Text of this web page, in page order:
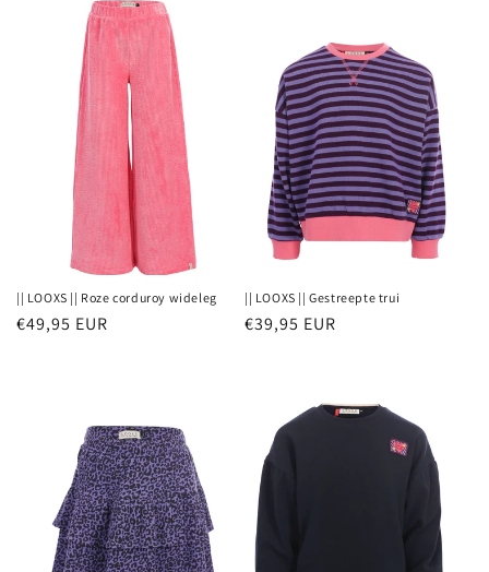
|| LOOXS || Roze corduroy wideleg
Normale
€49,95 EUR
|| LOOXS || Gestreepte trui
Normale
€39,95 EUR